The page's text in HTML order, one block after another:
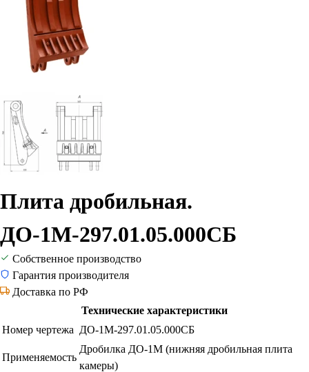
Плита дробильная.
ДО-1М-297.01.05.000СБ
Собственное производство
Гарантия производителя
Доставка по РФ
Технические характеристики
Номер чертежа ДО-1М-297.01.05.000СБ
Применяемость
Дробилка ДО-1М (нижняя дробильная плита
камеры)